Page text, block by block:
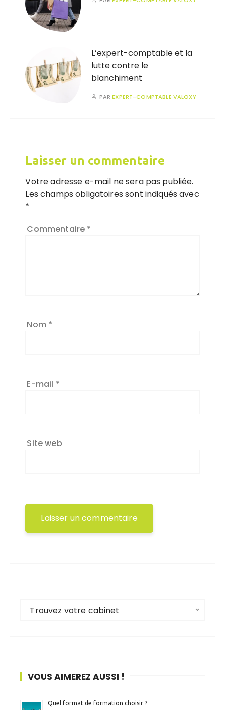
L’expert-comptable et la
lutte contre le
blanchiment
PAREXPERT-COMPTABLE VALOXY
Laisser un commentaire
Votre adresse e-mail ne sera pas publiée.
Les champs obligatoires sont indiqués avec
*
Commentaire *
Nom *
E-mail *
Site web
Trouvez votre cabinet
VOUS AIMEREZ AUSSI !
Quel format de formation choisir ?